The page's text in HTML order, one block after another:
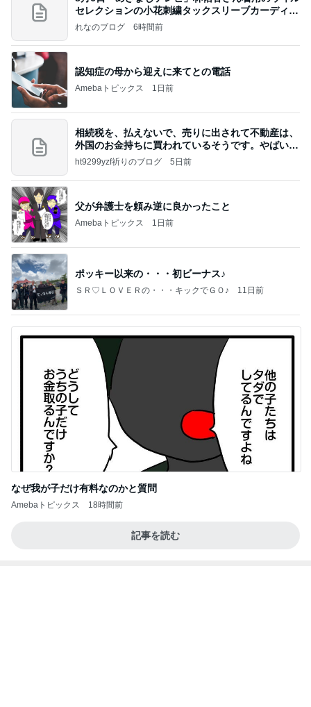
セレクションの小花刺繍タックスリーブカーディガ
ン
れなのブログ 6時間前
認知症の母から迎えに来てとの電話
Amebaトピックス 1日前
相続税を、払えないで、売りに出されて不動産は、
外国のお金持ちに買われているそうです。やばいで
すよ
ht9299yzf祈りのブログ 5日前
父が弁護士を頼み逆に良かったこと
Amebaトピックス 1日前
ポッキー以来の・・・初ビーナス♪
ＳＲ♡ＬＯＶＥＲの・・・キックでＧＯ♪ 11日前
なぜ我が子だけ有料なのかと質問
Amebaトピックス 18時間前
記事を読む